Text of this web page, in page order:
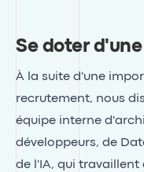
Se doter
À la suite d'une
recrutement, nous
équipe interne
développeurs, de
de l'IA, qui travaillent